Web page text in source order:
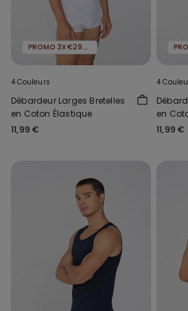
PROMO 3X€29.99
4 Couleurs
Débardeur Larges Bretelles
en Coton Élastique
11,99 €
4
en
11,99 €